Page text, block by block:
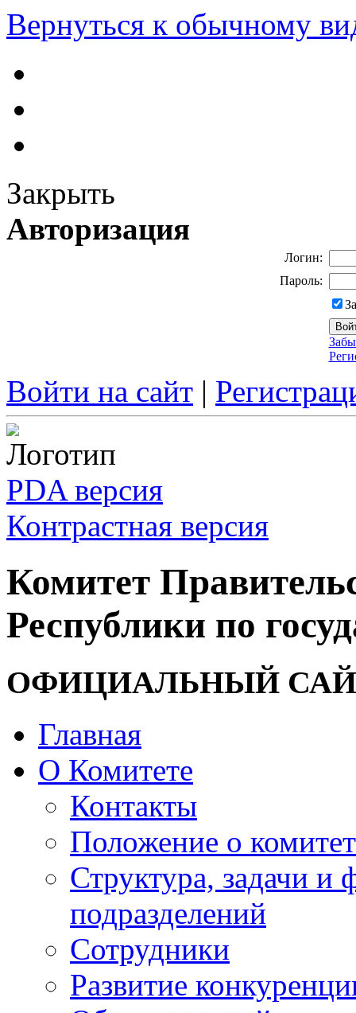
Вернуться к обычному
Закрыть
Авторизация
Логин:
Пароль:
Войти на сайт |
PDA версия
Контрастная версия
Комитет
Республики по
ОФИЦИАЛЬНЫЙ
Главная
О Комитете
Контакты
Положение о
Структура, задачи и
подразделений
Сотрудники
Развитие